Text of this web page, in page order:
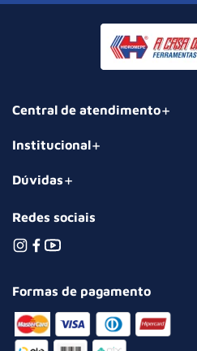
Central de atendimento
Institucional
Dúvidas
Redes sociais
Formas de pagamento